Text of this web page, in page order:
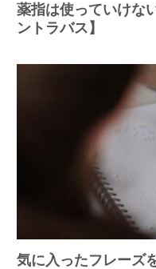
薬指は使っていけな
ントラバス】
気に入ったフレーズ